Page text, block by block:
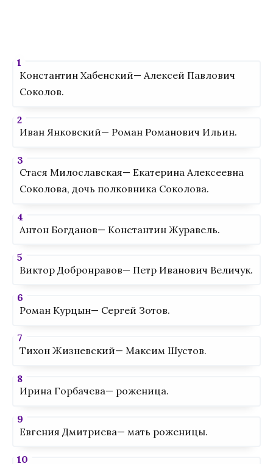
Константин Хабенский— Алексей Павлович
Соколов.
Иван Янковский— Роман Романович Ильин.
Стася Милославская— Екатерина Алексеевна
Соколова, дочь полковника Соколова.
Антон Богданов— Константин Журавель.
Виктор Добронравов— Петр Иванович Величук.
Роман Курцын— Сергей Зотов.
Тихон Жизневский— Максим Шустов.
Ирина Горбачева— роженица.
Евгения Дмитриева— мать роженицы.